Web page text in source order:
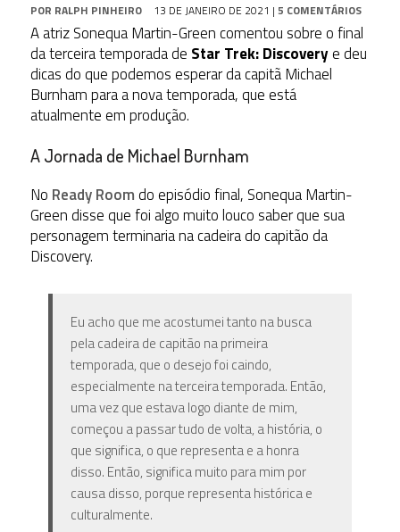
POR RALPH PINHEIRO 13 DE JANEIRO DE 2021 | 5 COMENTÁRIOS
A atriz Sonequa Martin-Green comentou sobre o final
da terceira temporada de Star Trek: Discoverye deu
dicas do que podemos esperar da capitã Michael
Burnham para a nova temporada, que está
atualmente em produção.
A Jornada de Michael Burnham
No Ready Roomdo episódio final, Sonequa Martin-
Green disse que foi algo muito louco saber que sua
personagem terminaria na cadeira do capitão da
Discovery.
Eu acho que me acostumei tanto na busca
pela cadeira de capitão na primeira
temporada, que o desejo foi caindo,
especialmente na terceira temporada. Então,
uma vez que estava logo diante de mim,
começou a passar tudo de volta, a história, o
que significa, o que representa e a honra
disso. Então, significa muito para mim por
causa disso, porque representa histórica e
culturalmente.